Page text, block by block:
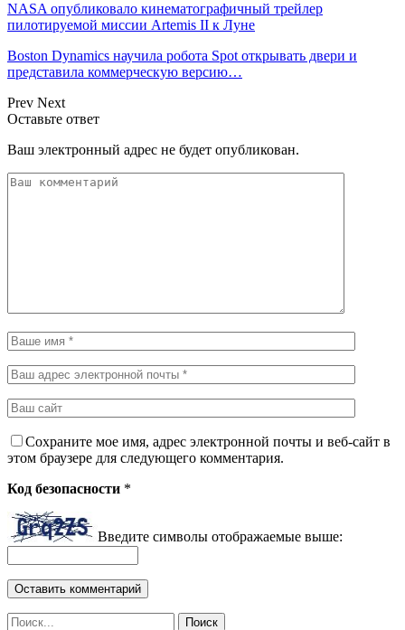
NASA опубликовало кинематографичный трейлер
пилотируемой миссии Artemis II к Луне
Boston Dynamics научила робота Spot открывать двери и
представила коммерческую версию…
Prev Next
Оставьте ответ
Ваш электронный адрес не будет опубликован.
Сохраните мое имя, адрес электронной почты и веб-сайт в
этом браузере для следующего комментария.
Код безопасности *
Введите символы отображаемые выше: